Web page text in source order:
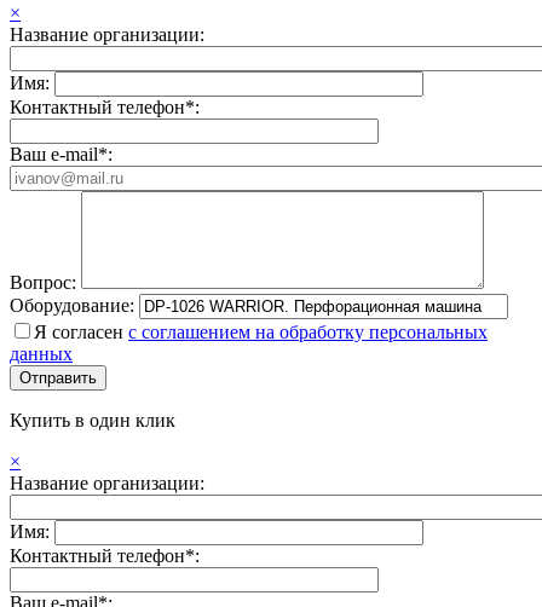
×
Название организации:
Имя:
Контактный телефон*:
Ваш e-mail*:
Вопрос:
Оборудование:
Я согласен с соглашением на обработку персональных
данных
Купить в один клик
×
Название организации:
Имя:
Контактный телефон*:
Ваш e-mail*: